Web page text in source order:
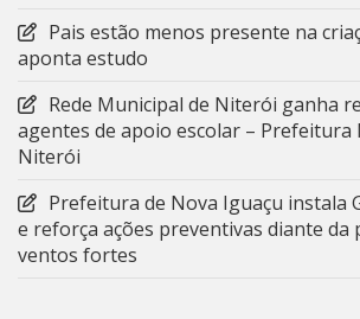
Pais estão menos presente na
aponta estudo
Rede Municipal de Niterói ganha
agentes de apoio escolar – Prefeitura
Niterói
Prefeitura de Nova Iguaçu instala
e reforça ações preventivas diante da
ventos fortes